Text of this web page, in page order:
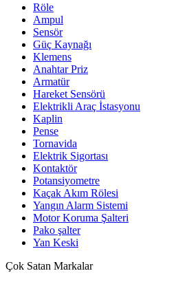
Röle
Ampul
Sensör
Güç Kaynağı
Klemens
Anahtar Priz
Armatür
Hareket Sensörü
Elektrikli Araç İstasyonu
Kaplin
Pense
Tornavida
Elektrik Sigortası
Kontaktör
Potansiyometre
Kaçak Akım Rölesi
Yangın Alarm Sistemi
Motor Koruma Şalteri
Pako şalter
Yan Keski
Çok Satan Markalar